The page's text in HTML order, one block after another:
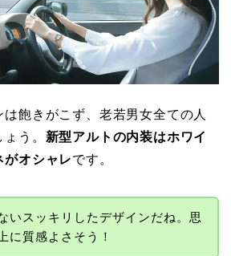
飽きがこず、老若男女全ての人
う。 新型アルトの内装はホワイ
がオシャレです。
いスッキリしたデザインだね。思
に質感よさそう！